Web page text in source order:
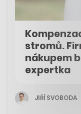
stromů.
nákupem
expertka
JIŘÍ SVOBODA